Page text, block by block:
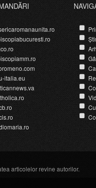
italia.eu
articolelor revine autorilor.